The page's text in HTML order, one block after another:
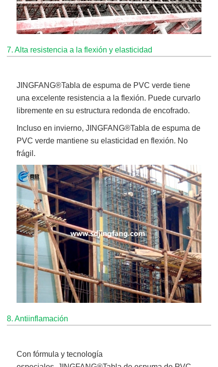
7. Alta resistencia a la flexión y elasticidad
JINGFANG®Tabla de espuma de PVC verde tiene
una excelente resistencia a la flexión. Puede curvarlo
libremente en su estructura redonda de encofrado.
Incluso en invierno,JINGFANG®Tabla de espuma de
PVC verde mantiene su elasticidad en flexión. No
frágil.
8. Antiinflamación
Con fórmula y tecnología